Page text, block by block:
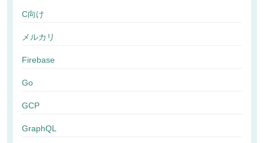
C向け
メルカリ
Firebase
Go
GCP
GraphQL